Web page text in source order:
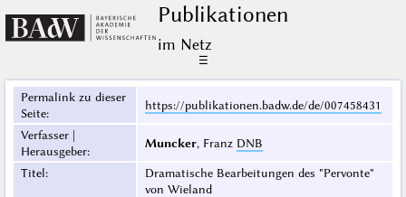
Publikationen
im Netz
☰
Permalink zu dieser
Seite:
https://publikationen.badw.de/de/007458431
Verfasser |
Herausgeber:
Muncker, Franz DNB
Titel:
Dramatische Bearbeitungen des "Pervonte"
von Wieland